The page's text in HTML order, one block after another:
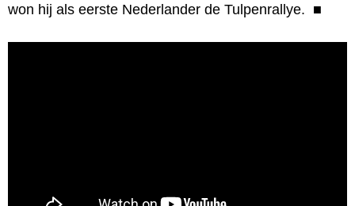
won hij als eerste Nederlander de Tulpenrallye. ■